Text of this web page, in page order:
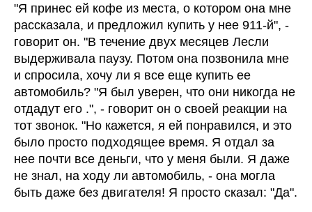
"Я принес ей кофе из места, о котором она мне
рассказала, и предложил купить у нее 911-й", -
говорит он. "В течение двух месяцев Лесли
выдерживала паузу. Потом она позвонила мне
и спросила, хочу ли я все еще купить ее
автомобиль? "Я был уверен, что они никогда не
отдадут его .", - говорит он о своей реакции на
тот звонок. "Но кажется, я ей понравился, и это
было просто подходящее время. Я отдал за
нее почти все деньги, что у меня были. Я даже
не знал, на ходу ли автомобиль, - она могла
быть даже без двигателя! Я просто сказал: "Да".